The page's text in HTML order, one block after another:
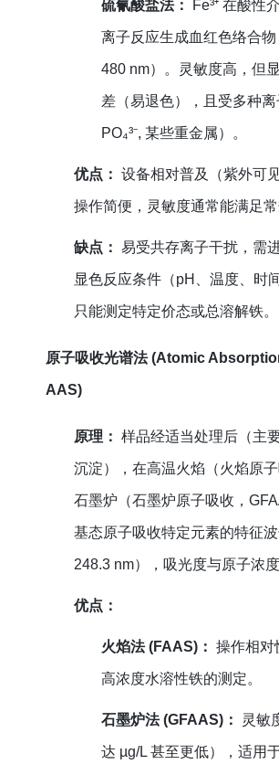
硫氰酸盐法： Fe³⁺ 在酸性
离子反应生成血红色络合
480 nm）。灵敏度高，但
差（易退色），且受多种离
PO₄³⁻, 某些重金属）。
优点： 设备相对普及（紫外可
操作简便，灵敏度通常能满足常
缺点： 易受共存离子干扰，需
显色反应条件（pH、温度、时
只能测定特定价态或总溶解铁。
原子吸收光谱法 (Atomic
AAS)
原理： 样品经适当处理后（主
沉淀），在高温火焰（火焰原
石墨炉（石墨炉原子吸收，
基态原子吸收特定元素的特征
248.3 nm），吸光度与原子浓度
优点：
火焰法 (FAAS)： 操作相对
高浓度水溶性铁的测定。
石墨炉法 (GFAAS)： 灵敏
达 µg/L 甚至更低），适用